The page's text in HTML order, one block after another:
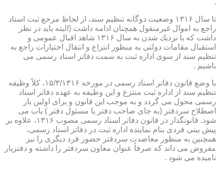
.
تا سال ۱۳۱۶ وضعیت دوگانه تنظیم سند، از لحاظ مرجع ثبت اسناد
راجع به اموال غیرمنقول همچنان ادامه داشت (البته باید در نظر
داشت كه با نزدیك شدن به سال ۱۳۱۶ شاهد اقبال عمومی و
استقبال مقامات دولتی به منظور انتزاع و انتقال اختیارات راجع به
تنظیم سند از سوی اداره ثبت به سمت دفاتر اسناد رسمی می
باشیم .
با وضع قانون دفاتر اسناد رسمی در مورخه ۱۵/۳/۱۳۱۶، كلاً وظیفه
تنظیم سند از اداره ثبت منتزع و این وظیفه به عهده دفاتر اسناد
رسمی محول می گردد و به موجب این قانون و برای اولین بار
اصطلاح سردفتر (به جای صاحب دفتر یا مسئول دفتر ) باب می
شود. قانونگذار در قانون دفاتر اسناد رسمی مصوب ۱۳۱۶، علاوه بر
پیش بینی فردی بنام نماینده اداره ثبت در دفاتر اسناد رسمی،
همچنین به منظور معاضدت سردفتر حضور فرد دیگری را نیز
مفروض می داند كه صرفاً عنوان معاون سردفتر را داشته و دفتریار
نامیده می شود .